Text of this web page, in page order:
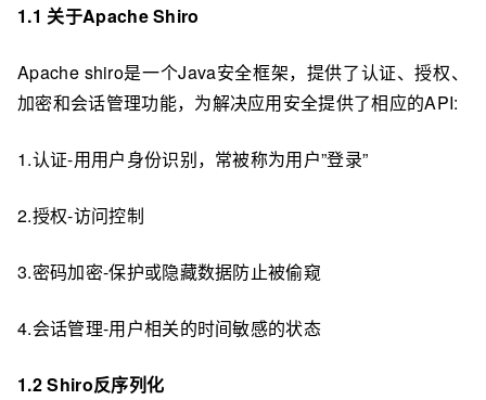
1.1 关于Apache Shiro
Apache shiro是一个Java安全框架，提供了认证、授权、
加密和会话管理功能，为解决应⽤安全提供了相应的API:
1.认证-⽤用户身份识别，常被称为用户”登录”
2.授权-访问控制
3.密码加密-保护或隐藏数据防止被偷窥
4.会话管理-用户相关的时间敏感的状态
1.2 Shiro反序列化